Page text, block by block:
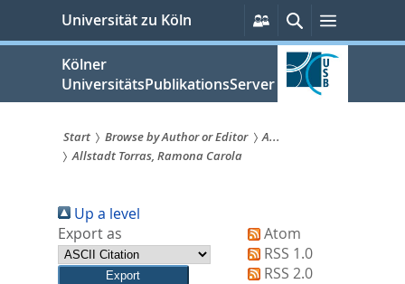
springen
Universität zu Köln
Persönliche
Services
SucheMenü
Kölner
UniversitätsPublikationsServer
Sie
sind
hier:
Start Browse by Author or Editor
A...
Allstadt Torras, Ramona Carola
Up a level
Export as
Atom
RSS 1.0
RSS 2.0